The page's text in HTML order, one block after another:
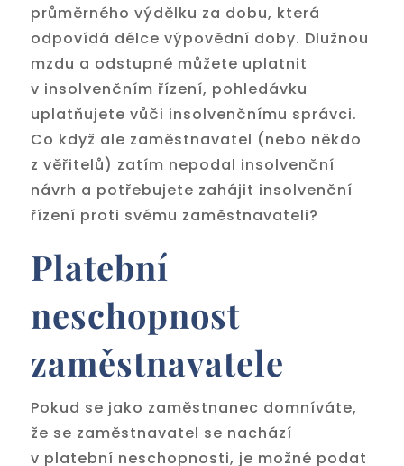
průměrného výdělku za dobu, která
odpovídá délce výpovědní doby. Dlužnou
mzdu a odstupné můžete uplatnit
v insolvenčním řízení, pohledávku
uplatňujete vůči insolvenčnímu správci.
Co když ale zaměstnavatel (nebo někdo
z věřitelů) zatím nepodal insolvenční
návrh a potřebujete zahájit insolvenční
řízení proti svému zaměstnavateli?
Platební
neschopnost
zaměstnavatele
Pokud se jako zaměstnanec domníváte,
že se zaměstnavatel se nachází
v platební neschopnosti, je možné podat